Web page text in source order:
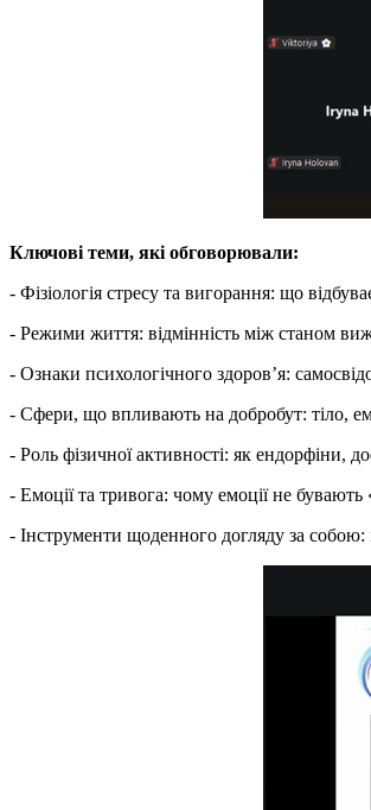
Ключові теми, які обговорювали:
- Фізіологія стресу та вигорання: що
- Режими життя: відмінність між станом
- Ознаки психологічного здоров’я:
- Сфери, що впливають на добробут: тіло,
- Роль фізичної активності: як ендорфіни,
- Емоції та тривога: чому емоції не
- Інструменти щоденного догляду за собою: